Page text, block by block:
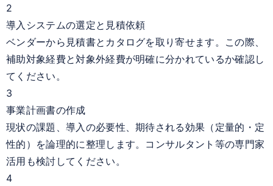
2
導入システムの選定と見積依頼
ベンダーから見積書とカタログを取り寄せます。この際、
補助対象経費と対象外経費が明確に分かれているか確認し
てください。
3
事業計画書の作成
現状の課題、導入の必要性、期待される効果（定量的・定
性的）を論理的に整理します。コンサルタント等の専門家
活用も検討してください。
4